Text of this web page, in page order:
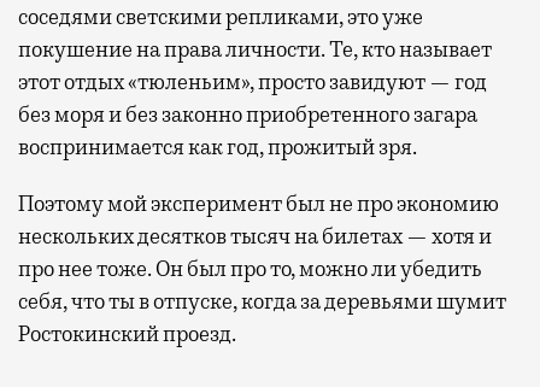
соседями светскими репликами, это уже
покушение на права личности. Те, кто называет
этот отдых «тюленьим», просто завидуют — год
без моря и без законно приобретенного загара
воспринимается как год, прожитый зря.
Поэтому мой эксперимент был не про экономию
нескольких десятков тысяч на билетах — хотя и
про нее тоже. Он был про то, можно ли убедить
себя, что ты в отпуске, когда за деревьями шумит
Ростокинский проезд.